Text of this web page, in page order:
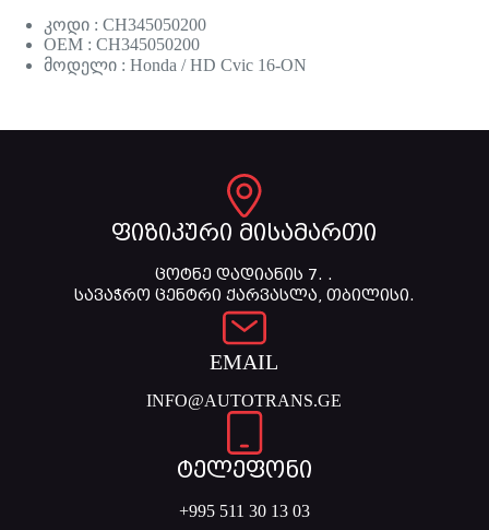
კოდი : CH345050200
OEM : CH345050200
მოდელი : Honda / HD Cvic 16-ON
ფიზიკური მისამართი
ცოტნე დადიანის 7. .
სავაჭრო ცენტრი ქარვასლა, თბილისი.
EMAIL
INFO@AUTOTRANS.GE
ტელეფონი
+995 511 30 13 03